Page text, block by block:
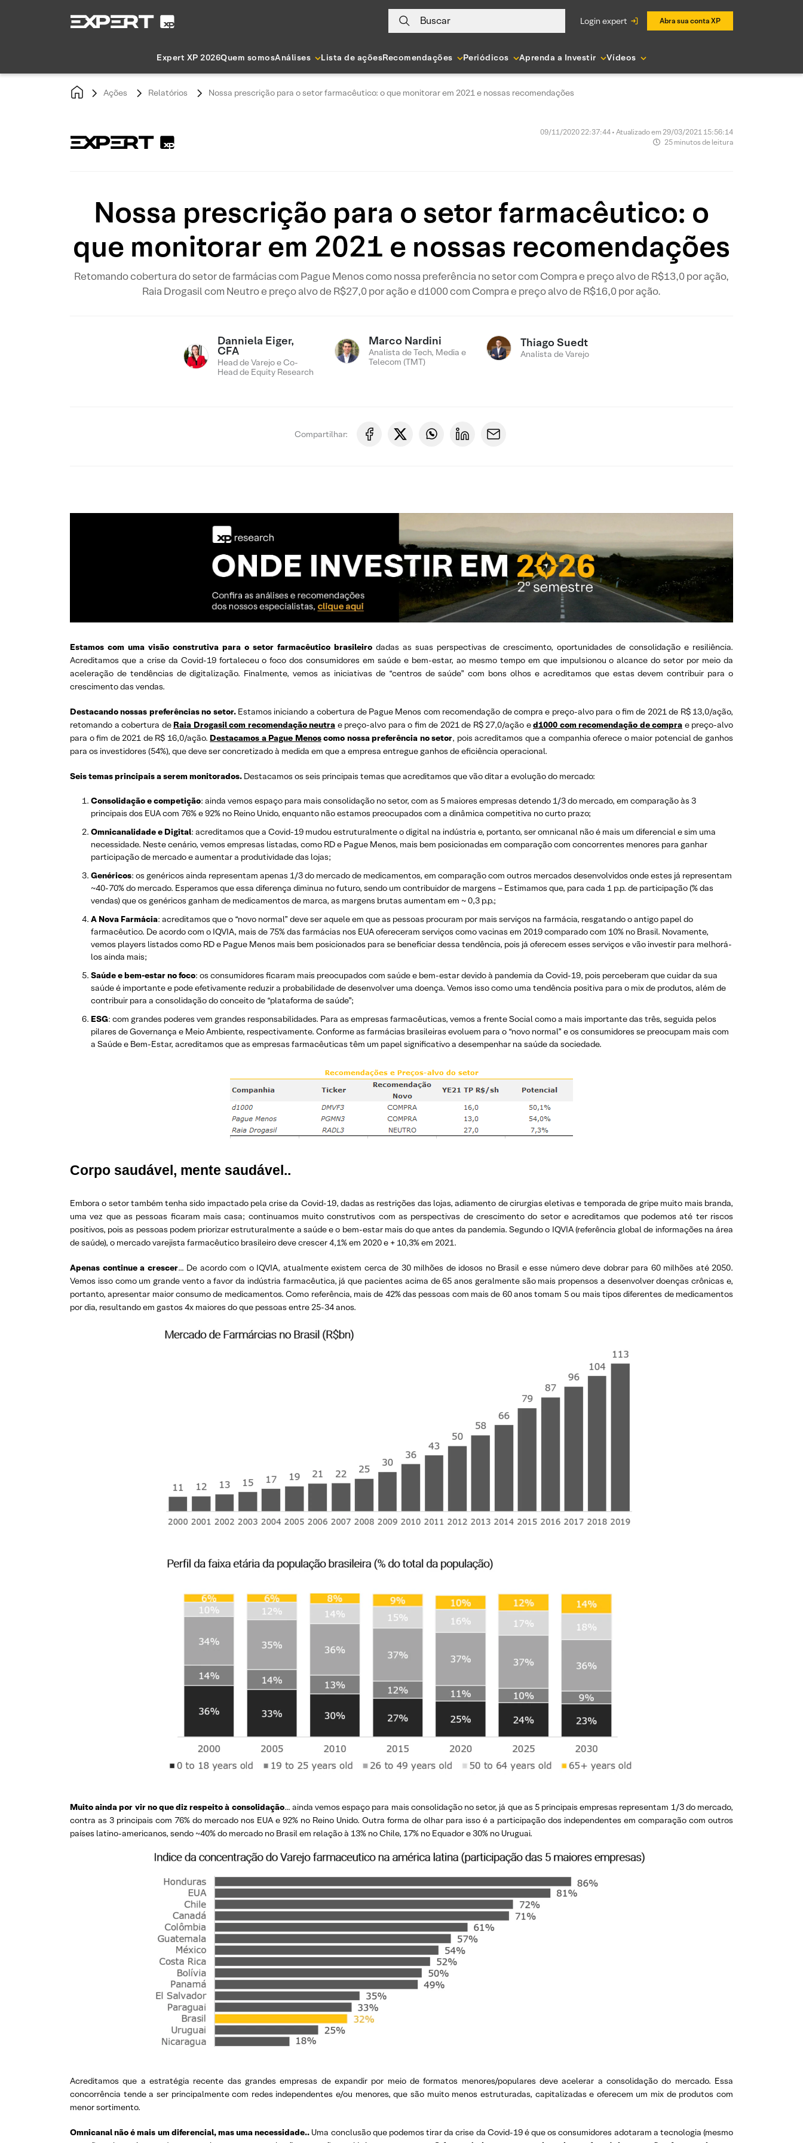
Buscar login expert Abra sua conta XP
Expert XP 2026Quem somosAnálises Lista de açõesRecomendações Periódicos Aprenda a Investir Vídeos
Ações Relatórios Nossa prescrição para o setor farmacêutico: o que monitorar em 2021 e nossas recomendações
09/11/2020 22:37:44 • Atualizado em 29/03/2021 15:56:14
25 minutos de leitura
Nossa prescrição para o setor farmacêutico: o
que monitorar em 2021 e nossas recomendações
Retomando cobertura do setor de farmácias com Pague Menos como nossa preferência no setor com Compra e preço alvo de R$13,0 por ação,
Raia Drogasil com Neutro e preço alvo de R$27,0 por ação e d1000 com Compra e preço alvo de R$16,0 por ação.
Danniela Eiger,
CFA
Head de Varejo e Co-
Head de Equity Research
Marco Nardini
Analista de Tech, Media e
Telecom (TMT)
Thiago Suedt
Analista de Varejo
Compartilhar:
Estamos com uma visão construtiva para o setor farmacêutico brasileiro dadas as suas perspectivas de crescimento, oportunidades de consolidação e resiliência.
Acreditamos que a crise da Covid-19 fortaleceu o foco dos consumidores em saúde e bem-estar, ao mesmo tempo em que impulsionou o alcance do setor por meio da
aceleração de tendências de digitalização. Finalmente, vemos as iniciativas de “centros de saúde” com bons olhos e acreditamos que estas devem contribuir para o
crescimento das vendas.
Destacando nossas preferências no setor.Estamos iniciando a cobertura de Pague Menos com recomendação de compra e preço-alvo para o fim de 2021 de R$ 13,0/ação,
retomando a cobertura de Raia Drogasil com recomendação neutra e preço-alvo para o fim de 2021 de R$ 27,0/ação ed1000 com recomendação de compra e preço-alvo
para o fim de 2021 de R$ 16,0/ação. Destacamos a Pague Menoscomo nossa preferência no setor, pois acreditamos que a companhia oferece o maior potencial de ganhos
para os investidores (54%), que deve ser concretizado à medida em que a empresa entregue ganhos de eficiência operacional.
Seis temas principais a serem monitorados. Destacamos os seis principais temas que acreditamos que vão ditar a evolução do mercado:
Consolidação e competição: ainda vemos espaço para mais consolidação no setor, com as 5 maiores empresas detendo 1/3 do mercado, em comparação às 3
principais dos EUA com 76% e 92% no Reino Unido, enquanto não estamos preocupados com a dinâmica competitiva no curto prazo;
Omnicanalidade e Digital: acreditamos que a Covid-19 mudou estruturalmente o digital na indústria e, portanto, ser omnicanal não é mais um diferencial e sim uma
necessidade. Neste cenário, vemos empresas listadas, como RD e Pague Menos, mais bem posicionadas em comparação com concorrentes menores para ganhar
participação de mercado e aumentar a produtividade das lojas;
Genéricos: os genéricos ainda representam apenas 1/3 do mercado de medicamentos, em comparação com outros mercados desenvolvidos onde estes já representam
~40-70% do mercado. Esperamos que essa diferença diminua no futuro, sendo um contribuidor de margens – Estimamos que, para cada 1 p.p. de participação (% das
vendas) que os genéricos ganham de medicamentos de marca, as margens brutas aumentam em ~ 0,3 p.p.;
A Nova Farmácia: acreditamos que o “novo normal” deve ser aquele em que as pessoas procuram por mais serviços na farmácia, resgatando o antigo papel do
farmacêutico. De acordo com o IQVIA, mais de 75% das farmácias nos EUA ofereceram serviços como vacinas em 2019 comparado com 10% no Brasil. Novamente,
vemos players listados como RD e Pague Menos mais bem posicionados para se beneficiar dessa tendência, pois já oferecem esses serviços e vão investir para melhorá-
los ainda mais;
Saúde e bem-estar no foco: os consumidores ficaram mais preocupados com saúde e bem-estar devido à pandemia da Covid-19, pois perceberam que cuidar da sua
saúde é importante e pode efetivamente reduzir a probabilidade de desenvolver uma doença. Vemos isso como uma tendência positiva para o mix de produtos, além de
contribuir para a consolidação do conceito de “plataforma de saúde”;
ESG: com grandes poderes vem grandes responsabilidades. Para as empresas farmacêuticas, vemos a frente Social como a mais importante das três, seguida pelos
pilares de Governança e Meio Ambiente, respectivamente. Conforme as farmácias brasileiras evoluem para o “novo normal” e os consumidores se preocupam mais com
a Saúde e Bem-Estar, acreditamos que as empresas farmacêuticas têm um papel significativo a desempenhar na saúde da sociedade.
Corpo saudável, mente saudável..
Embora o setor também tenha sido impactado pela crise da Covid-19, dadas as restrições das lojas, adiamento de cirurgias eletivas e temporada de gripe muito mais branda,
uma vez que as pessoas ficaram mais casa; continuamos muito construtivos com as perspectivas de crescimento do setor e acreditamos que podemos até ter riscos
positivos, pois as pessoas podem priorizar estruturalmente a saúde e o bem-estar mais do que antes da pandemia. Segundo o IQVIA (referência global de informações na área
de saúde), o mercado varejista farmacêutico brasileiro deve crescer 4,1% em 2020 e + 10,3% em 2021.
Apenas continue a crescer… De acordo com o IQVIA, atualmente existem cerca de 30 milhões de idosos no Brasil e esse número deve dobrar para 60 milhões até 2050.
Vemos isso como um grande vento a favor da indústria farmacêutica, já que pacientes acima de 65 anos geralmente são mais propensos a desenvolver doenças crônicas e,
portanto, apresentar maior consumo de medicamentos. Como referência, mais de 42% das pessoas com mais de 60 anos tomam 5 ou mais tipos diferentes de medicamentos
por dia, resultando em gastos 4x maiores do que pessoas entre 25-34 anos.
Muito ainda por vir no que diz respeito à consolidação… ainda vemos espaço para mais consolidação no setor, já que as 5 principais empresas representam 1/3 do mercado,
contra as 3 principais com 76% do mercado nos EUA e 92% no Reino Unido. Outra forma de olhar para isso é a participação dos independentes em comparação com outros
países latino-americanos, sendo ~40% do mercado no Brasil em relação à 13% no Chile, 17% no Equador e 30% no Uruguai.
Acreditamos que a estratégia recente das grandes empresas de expandir por meio de formatos menores/populares deve acelerar a consolidação do mercado. Essa
concorrência tende a ser principalmente com redes independentes e/ou menores, que são muito menos estruturadas, capitalizadas e oferecem um mix de produtos com
menor sortimento.
Omnicanal não é mais um diferencial, mas uma necessidade.. Uma conclusão que podemos tirar da crise da Covid-19 é que os consumidores adotaram a tecnologia (mesmo